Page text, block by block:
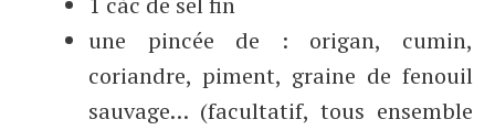
une pincée de : origan, cumin,
coriandre, piment, graine de fenouil
sauvage… (facultatif, tous ensemble